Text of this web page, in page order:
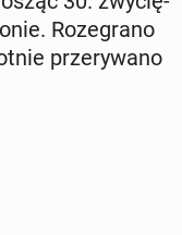
Ro­ze­gra­no
prze­ry­wa­no